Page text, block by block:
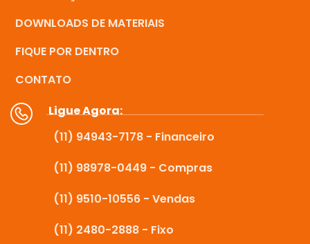
DOWNLOADS DE MATERIAIS
FIQUE POR DENTRO
CONTATO
Ligue Agora:
(11) 94943-7178 - Financeiro
(11) 98978-0449 - Compras
(11) 9510-10556 - Vendas
(11) 2480-2888 - Fixo